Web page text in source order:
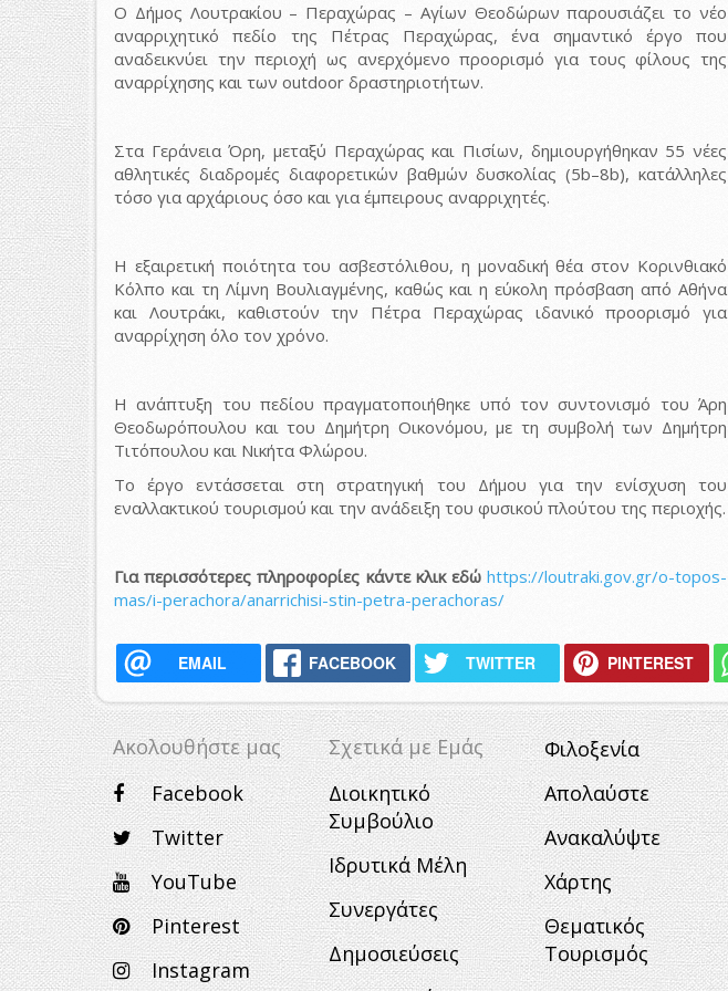
Ο Δήμος Λουτρακίου – Περαχώρας – Αγίων Θεοδώρων παρουσιάζει το νέο
αναρριχητικό πεδίο της Πέτρας Περαχώρας, ένα σημαντικό έργο που
αναδεικνύει την περιοχή ως ανερχόμενο προορισμό για τους φίλους της
αναρρίχησης και των outdoor δραστηριοτήτων.
Στα Γεράνεια Όρη, μεταξύ Περαχώρας και Πισίων, δημιουργήθηκαν 55 νέες
αθλητικές διαδρομές διαφορετικών βαθμών δυσκολίας (5b–8b), κατάλληλες
τόσο για αρχάριους όσο και για έμπειρους αναρριχητές.
Η εξαιρετική ποιότητα του ασβεστόλιθου, η μοναδική θέα στον Κορινθιακό
Κόλπο και τη Λίμνη Βουλιαγμένης, καθώς και η εύκολη πρόσβαση από Αθήνα
και Λουτράκι, καθιστούν την Πέτρα Περαχώρας ιδανικό προορισμό για
αναρρίχηση όλο τον χρόνο.
Η ανάπτυξη του πεδίου πραγματοποιήθηκε υπό τον συντονισμό του Άρη
Θεοδωρόπουλου και του Δημήτρη Οικονόμου, με τη συμβολή των Δημήτρη
Τιτόπουλου και Νικήτα Φλώρου.
Το έργο εντάσσεται στη στρατηγική του Δήμου για την ενίσχυση του
εναλλακτικού τουρισμού και την ανάδειξη του φυσικού πλούτου της περιοχής.
Για περισσότερες πληροφορίες κάντε κλικ εδώ https://loutraki.gov.gr/o-topos-
mas/i-perachora/anarrichisi-stin-petra-perachoras/
EMAIL FACEBOOK TWITTER PINTEREST
Ακολουθήστε μας
Facebook
Twitter
YouTube
Pinterest
Instagram
Σχετικά με Eμάς
Διοικητικό
Συμβούλιο
Ιδρυτικά Μέλη
Συνεργάτες
Δημοσιεύσεις
Φιλοξενία
Απολαύστε
Ανακαλύψτε
Χάρτης
Θεματικός
Τουρισμός